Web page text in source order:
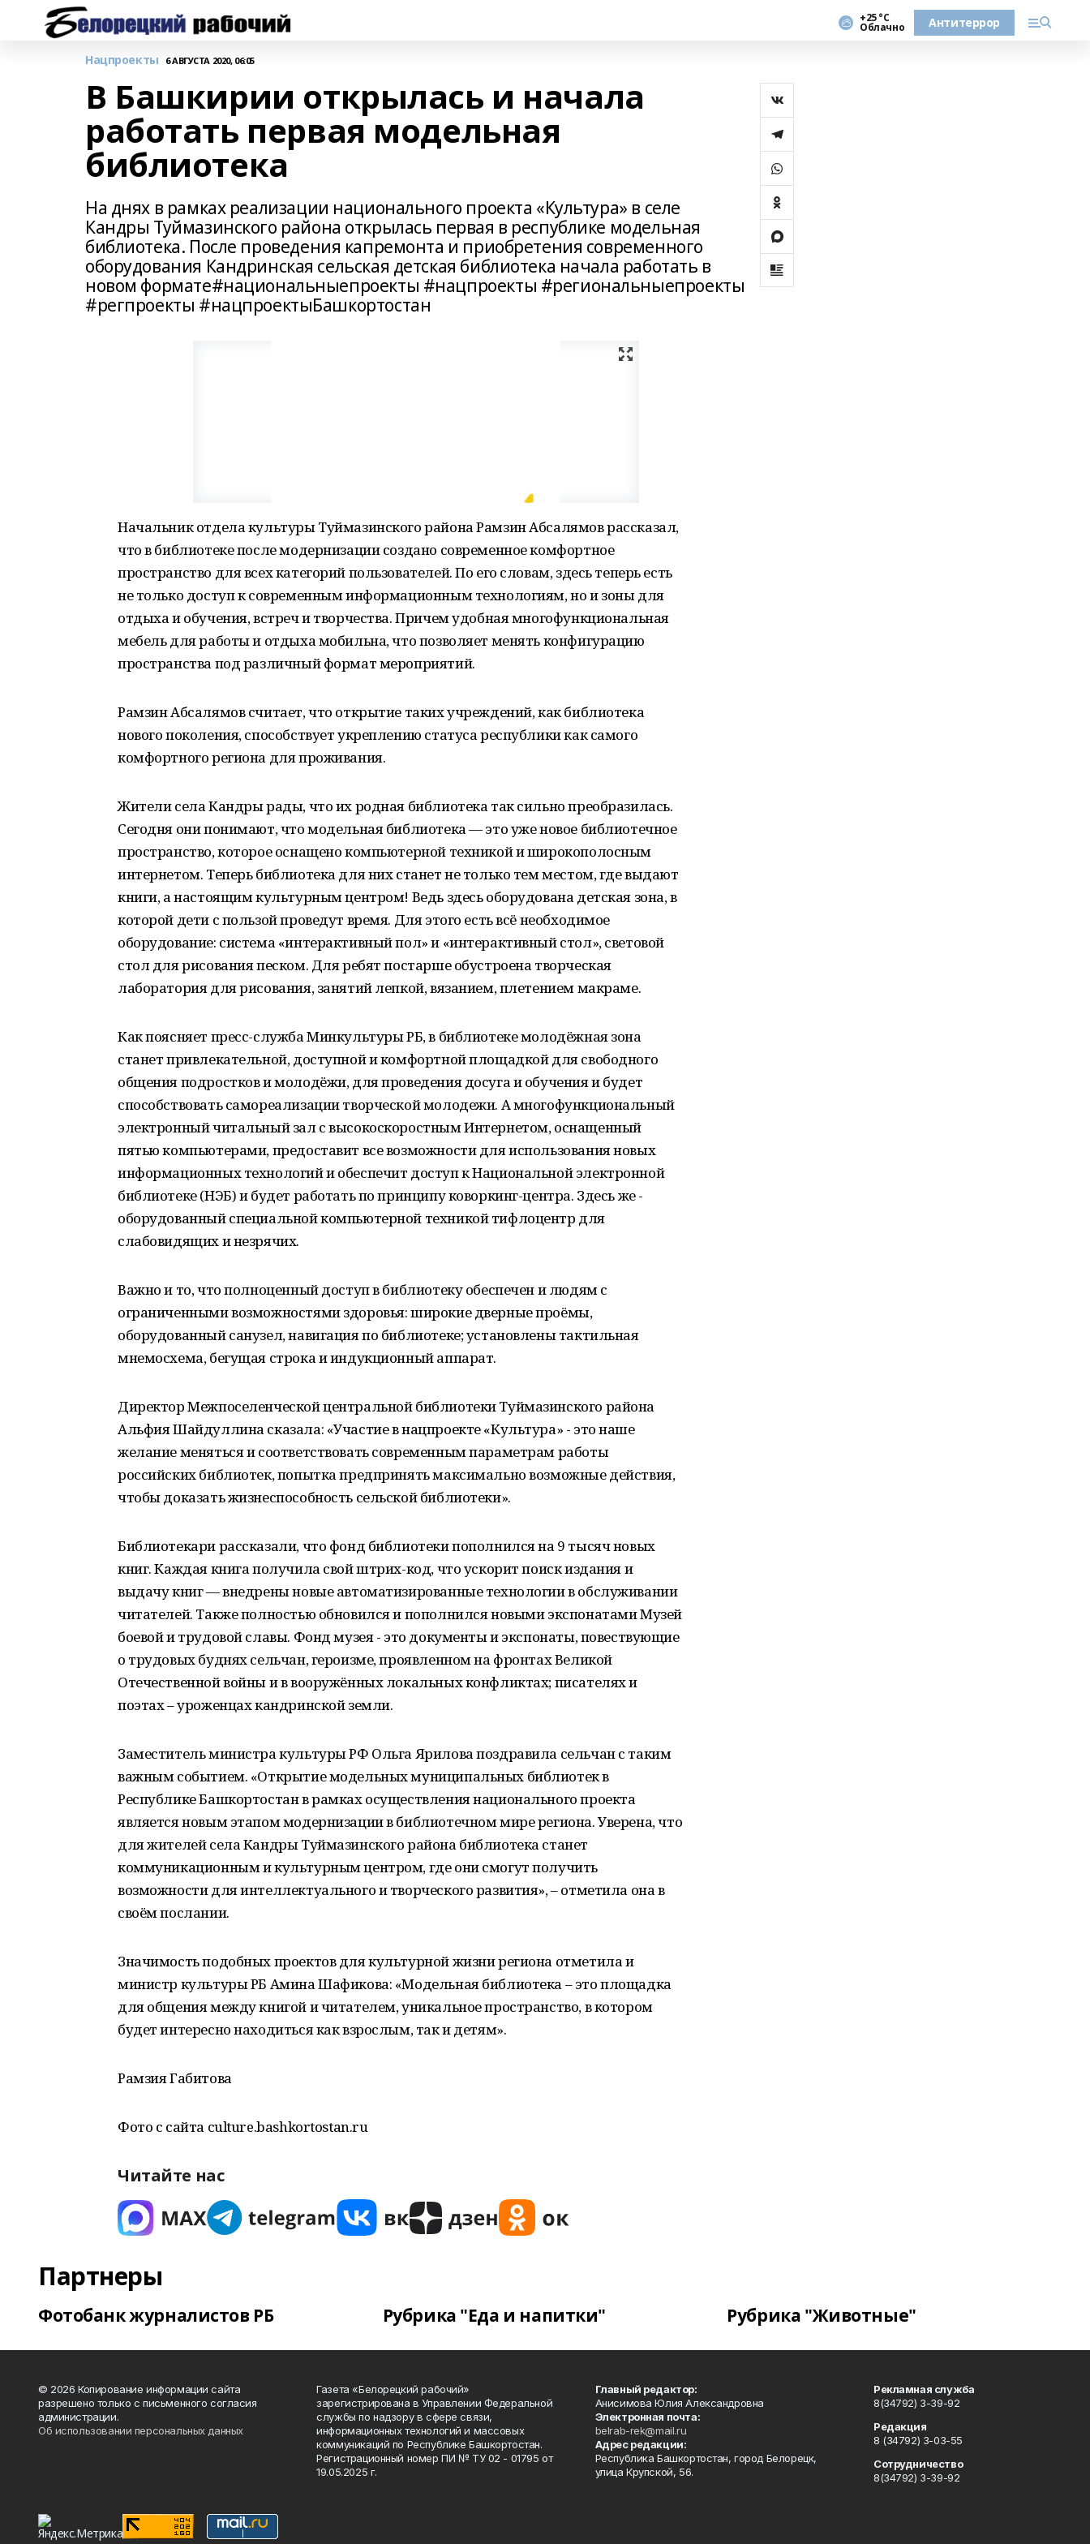
+25 °С
Облачно Антитеррор
Нацпроекты 6 АВГУСТА 2020, 06:05
В Башкирии открылась и начала
работать первая модельная
библиотека
На днях в рамках реализации национального проекта «Культура» в селе
Кандры Туймазинского района открылась первая в республике модельная
библиотека. После проведения капремонта и приобретения современного
оборудования Кандринская сельская детская библиотека начала работать в
новом формате#национальныепроекты #нацпроекты #региональныепроекты
#регпроекты #нацпроектыБашкортостан
Начальник отдела культуры Туймазинского района Рамзин Абсалямов рассказал,
что в библиотеке после модернизации создано современное комфортное
пространство для всех категорий пользователей. По его словам, здесь теперь есть
не только доступ к современным информационным технологиям, но и зоны для
отдыха и обучения, встреч и творчества. Причем удобная многофункциональная
мебель для работы и отдыха мобильна, что позволяет менять конфигурацию
пространства под различный формат мероприятий.
Рамзин Абсалямов считает, что открытие таких учреждений, как библиотека
нового поколения, способствует укреплению статуса республики как самого
комфортного региона для проживания.
Жители села Кандры рады, что их родная библиотека так сильно преобразилась.
Сегодня они понимают, что модельная библиотека — это уже новое библиотечное
пространство, которое оснащено компьютерной техникой и широкополосным
интернетом. Теперь библиотека для них станет не только тем местом, где выдают
книги, а настоящим культурным центром! Ведь здесь оборудована детская зона, в
которой дети с пользой проведут время. Для этого есть всё необходимое
оборудование: система «интерактивный пол» и «интерактивный стол», световой
стол для рисования песком. Для ребят постарше обустроена творческая
лаборатория для рисования, занятий лепкой, вязанием, плетением макраме.
Как поясняет пресс-служба Минкультуры РБ, в библиотеке молодёжная зона
станет привлекательной, доступной и комфортной площадкой для свободного
общения подростков и молодёжи, для проведения досуга и обучения и будет
способствовать самореализации творческой молодежи. А многофункциональный
электронный читальный зал с высокоскоростным Интернетом, оснащенный
пятью компьютерами, предоставит все возможности для использования новых
информационных технологий и обеспечит доступ к Национальной электронной
библиотеке (НЭБ) и будет работать по принципу коворкинг-центра. Здесь же -
оборудованный специальной компьютерной техникой тифлоцентр для
слабовидящих и незрячих.
Важно и то, что полноценный доступ в библиотеку обеспечен и людям с
ограниченными возможностями здоровья: широкие дверные проёмы,
оборудованный санузел, навигация по библиотеке; установлены тактильная
мнемосхема, бегущая строка и индукционный аппарат.
Директор Межпоселенческой центральной библиотеки Туймазинского района
Альфия Шайдуллина сказала: «Участие в нацпроекте «Культура» - это наше
желание меняться и соответствовать современным параметрам работы
российских библиотек, попытка предпринять максимально возможные действия,
чтобы доказать жизнеспособность сельской библиотеки».
Библиотекари рассказали, что фонд библиотеки пополнился на 9 тысяч новых
книг. Каждая книга получила свой штрих-код, что ускорит поиск издания и
выдачу книг — внедрены новые автоматизированные технологии в обслуживании
читателей. Также полностью обновился и пополнился новыми экспонатами Музей
боевой и трудовой славы. Фонд музея - это документы и экспонаты, повествующие
о трудовых буднях сельчан, героизме, проявленном на фронтах Великой
Отечественной войны и в вооружённых локальных конфликтах; писателях и
поэтах – уроженцах кандринской земли.
Заместитель министра культуры РФ Ольга Ярилова поздравила сельчан с таким
важным событием. «Открытие модельных муниципальных библиотек в
Республике Башкортостан в рамках осуществления национального проекта
является новым этапом модернизации в библиотечном мире региона. Уверена, что
для жителей села Кандры Туймазинского района библиотека станет
коммуникационным и культурным центром, где они смогут получить
возможности для интеллектуального и творческого развития», – отметила она в
своём послании.
Значимость подобных проектов для культурной жизни региона отметила и
министр культуры РБ Амина Шафикова: «Модельная библиотека – это площадка
для общения между книгой и читателем, уникальное пространство, в котором
будет интересно находиться как взрослым, так и детям».
Рамзия Габитова
Фото с сайта culture.bashkortostan.ru
Читайте нас
Партнеры
Фотобанк журналистов РБ Рубрика "Еда и напитки" Рубрика "Животные"
© 2026 Копирование информации сайта
разрешено только с письменного согласия
администрации.
Об использовании персональных данных
Газета «Белорецкий рабочий»
зарегистрирована в Управлении Федеральной
службы по надзору в сфере связи,
информационных технологий и массовых
коммуникаций по Республике Башкортостан.
Регистрационный номер ПИ № ТУ 02 - 01795 от
19.05.2025 г.
Главный редактор:
Анисимова Юлия Александровна
Электронная почта:
belrab-rek@mail.ru
Адрес редакции:
Республика Башкортостан, город Белорецк,
улица Крупской, 56.
Рекламная служба
8(34792) 3-39-92
Редакция
8 (34792) 3-03-55
Сотрудничество
8(34792) 3-39-92